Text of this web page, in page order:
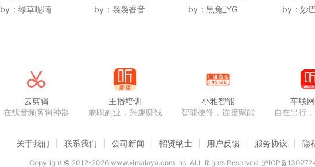
by： 绿草呢喃
by： 袅袅香音
by： 黑兔_YG
by： 妙
云剪辑
在线音频剪辑神器
主播培训
兼职副业，兴趣赚钱
小雅智能
智能硬件，连接赋能
车联
自在出行
关于我们 联系我们 公司新闻 招贤纳士 用户反馈 服务协议 隐
Copyright © 2012-2026www.ximalaya.com lnc. ALL Rights Reserved 沪ICP备